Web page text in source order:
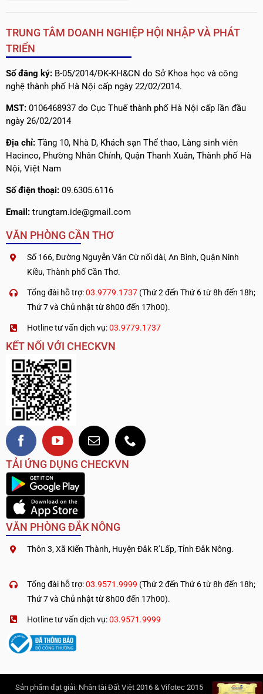
TRUNG TÂM DOANH NGHIỆP HỘI NHẬP VÀ PHÁT
TRIỂN
Số đăng ký: B-05/2014/ĐK-KH&CN do Sở Khoa học và công
nghệ thành phố Hà Nội cấp ngày 22/02/2014.
MST: 0106468937 do Cục Thuế thành phố Hà Nội cấp lần đầu
ngày 26/02/2014
Địa chỉ: Tầng 10, Nhà D, Khách sạn Thể thao, Làng sinh viên
Hacinco, Phường Nhân Chính, Quận Thanh Xuân, Thành phố Hà
Nội, Việt Nam
Số điện thoại: 09.6305.6116
Email: trungtam.ide@gmail.com
VĂN PHÒNG CẦN THƠ
Số 166, Đường Nguyễn Văn Cừ nối dài, An Bình, Quận Ninh
Kiều, Thành phố Cần Thơ.
Tổng đài hỗ trợ:03.9779.1737 (Thứ 2 đến Thứ 6 từ 8h đến 18h;
Thứ 7 và Chủ nhật từ 8h00 đến 17h00).
Hotline tư vấn dịch vụ:03.9779.1737
KẾT NỐI VỚI CHECKVN
TẢI ỨNG DỤNG CHECKVN
VĂN PHÒNG ĐẮK NÔNG
Thôn 3, Xã Kiến Thành, Huyện Đắk R’Lấp, Tỉnh Đắk Nông.
Tổng đài hỗ trợ:03.9571.9999 (Thứ 2 đến Thứ 6 từ 8h đến 18h;
Thứ 7 và Chủ nhật từ 8h00 đến 17h00).
Hotline tư vấn dịch vụ:03.9571.9999
Sản phẩm đạt giải: Nhân tài Đất Việt 2016 & Vifotec 2015